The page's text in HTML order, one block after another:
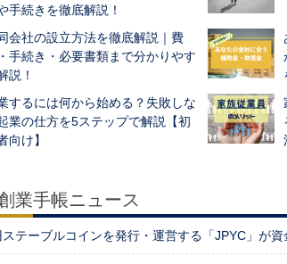
手続きを徹底解説！
会社の設立方法を徹底解説｜費
手続き・必要書類まで分かりやす
説！
するには何から始める？失敗しな
業の仕方を5ステップで解説【初
向け】
業手帳ニュース
ステーブルコインを発行・運営する「JPYC」が資